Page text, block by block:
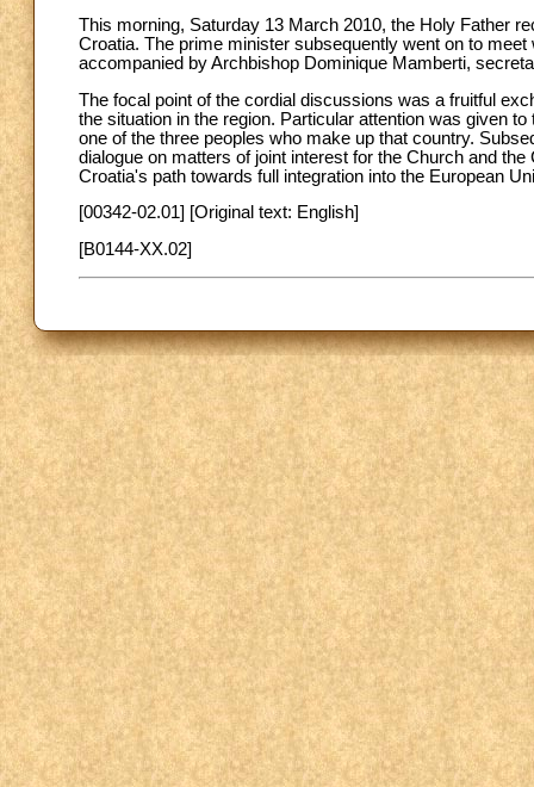
This morning, Saturday 13 March 2010, the Holy Father
Croatia. The prime minister subsequently went on to
accompanied by Archbishop Dominique Mamberti,
The focal point of the cordial discussions was a fruitful
the situation in the region. Particular attention was given
one of the three peoples who make up that country.
dialogue on matters of joint interest for the Church and
Croatia's path towards full integration into the European
[00342-02.01] [Original text: English]
[B0144-XX.02]